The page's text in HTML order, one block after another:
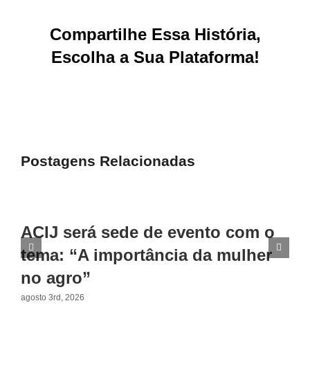
Compartilhe Essa História,
Escolha a Sua Plataforma!
Postagens Relacionadas
ACIJ será sede de evento com o
tema: “A importância da mulher
no agro”
agosto 3rd, 2026